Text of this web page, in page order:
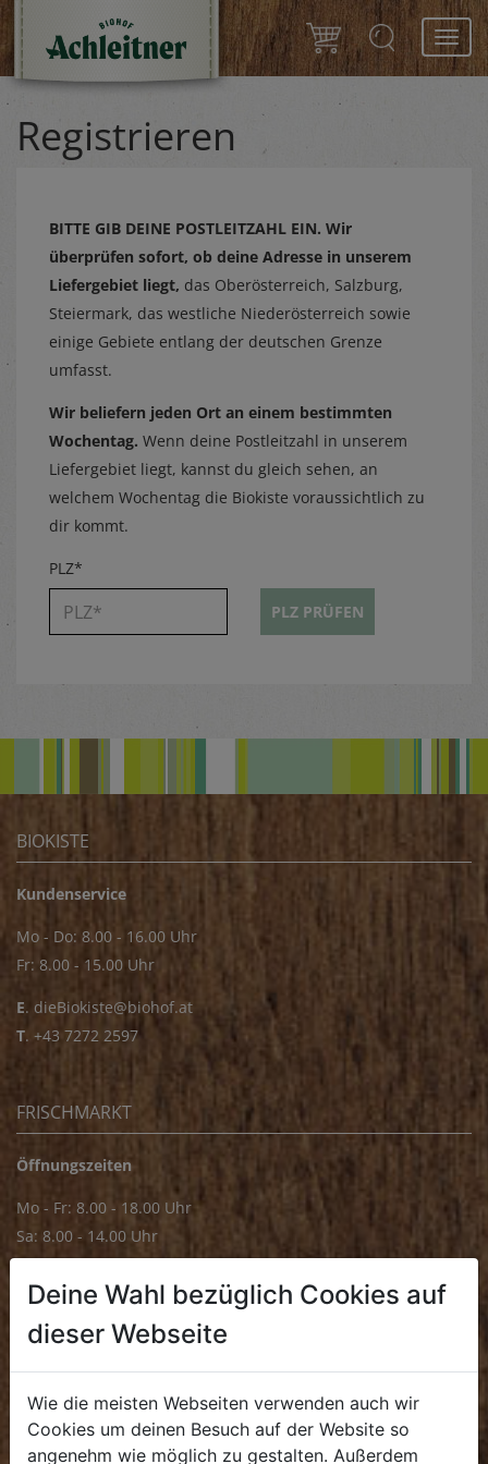
Registrieren
BITTE GIB DEINE POSTLEITZAHL EIN. Wir
überprüfen sofort, ob deine Adresse in unserem
Liefergebiet liegt, das Oberösterreich, Salzburg,
Steiermark, das westliche Niederösterreich sowie
einige Gebiete entlang der deutschen Grenze
umfasst.
Wir beliefern jeden Ort an einem bestimmten
Wochentag. Wenn deine Postleitzahl in unserem
Liefergebiet liegt, kannst du gleich sehen, an
welchem Wochentag die Biokiste voraussichtlich zu
dir kommt.
PLZ*
PLZ PRÜFEN
BIOKISTE
Kundenservice
Mo - Do: 8.00 - 16.00 Uhr
Fr: 8.00 - 15.00 Uhr
E. dieBiokiste@biohof.at
T. +43 7272 2597
FRISCHMARKT
Öffnungszeiten
Mo - Fr: 8.00 - 18.00 Uhr
Sa: 8.00 - 14.00 Uhr
Mo - Fr: 8.00 - 16.00 Uhr
. +43 7272 4859 70
Deine Wahl bezüglich Cookies auf
dieser Webseite
Wie die meisten Webseiten verwenden auch wir
Cookies um deinen Besuch auf der Website so
angenehm wie möglich zu gestalten. Außerdem